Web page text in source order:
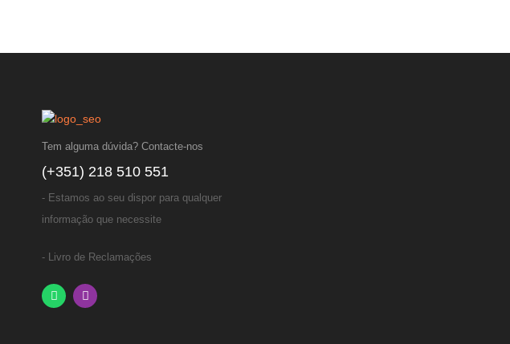
Tem alguma dúvida? Contacte-nos
(+351) 218 510 551
- Estamos ao seu dispor para qualquer
informação que necessite
- Livro de Reclamações